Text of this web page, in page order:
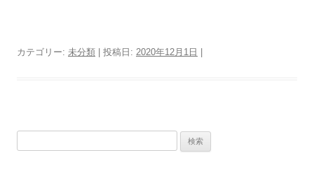
カテゴリー: 未分類 | 投稿日: 2020年12月1日